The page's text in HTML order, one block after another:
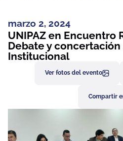
marzo 2, 2024
UNIPAZ en Encuentro
Debate y
Institucional
Ver fotos del evento
Compartir